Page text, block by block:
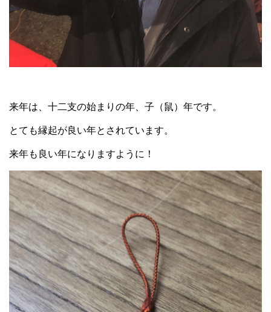
来年は、十二支の始まりの年、子（鼠）年です。
とても縁起が良い年とされています。
来年も良い年になりますように！